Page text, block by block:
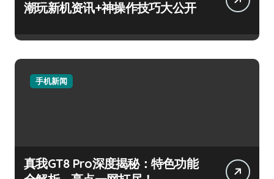
潮玩新机资讯+神操作技巧大公开
手机新闻
真我GT8 Pro深度揭秘：特色功能